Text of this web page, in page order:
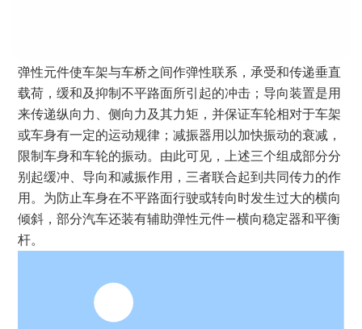
弹性元件使车架与车桥之间作弹性联系，承受和传递垂直
载荷，缓和及抑制不平路面所引起的冲击；导向装置是用
来传递纵向力、侧向力及其力矩，并保证车轮相对于车架
或车身有一定的运动规律；减振器用以加快振动的衰减，
限制车身和车轮的振动。由此可见，上述三个组成部分分
别起缓冲、导向和减振作用，三者联合起到共同传力的作
用。为防止车身在不平路面行驶或转向时发生过大的横向
倾斜，部分汽车还装有辅助弹性元件—横向稳定器和平衡
杆。